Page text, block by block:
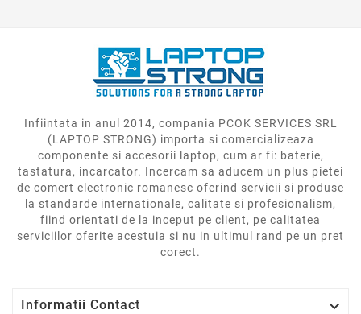
Infiintata in anul 2014, compania PCOK SERVICES SRL
(LAPTOP STRONG) importa si comercializeaza
componente si accesorii laptop, cum ar fi: baterie,
tastatura, incarcator. Incercam sa aducem un plus pietei
de comert electronic romanesc oferind servicii si produse
la standarde internationale, calitate si profesionalism,
fiind orientati de la inceput pe client, pe calitatea
serviciilor oferite acestuia si nu in ultimul rand pe un pret
corect.
Informatii Contact 